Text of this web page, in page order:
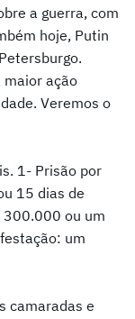
a guerra, com
hoje, Putin
maior ação
Veremos o
1- Prisão por
15 dias de
300.000 ou um
um
camaradas e